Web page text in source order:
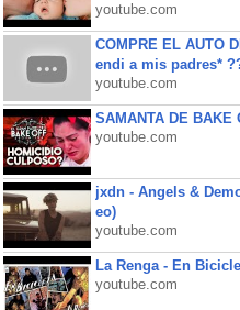
youtube.com
COMPRE EL AUTO
endi a mis padres*
youtube.com
SAMANTA DE BAKE
youtube.com
jxdn - Angels &
eo)
youtube.com
La Renga - En
youtube.com